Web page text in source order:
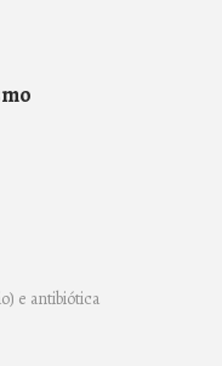
e antibiótica